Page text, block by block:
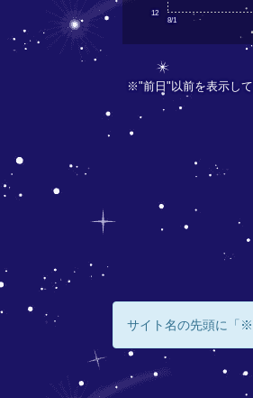
8/1
12
※"前日"以前を表示して
サイト名の先頭に「※